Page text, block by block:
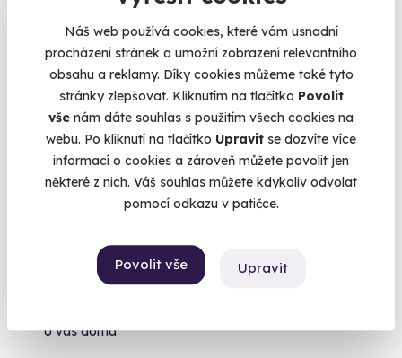
Náš web používá cookies, které vám usnadní
procházení stránek a umožní zobrazení relevantního
obsahu a reklamy. Díky cookies můžeme také tyto
stránky zlepšovat. Kliknutím na tlačítko Povolit
vše nám dáte souhlas s použitím všech cookies na
webu. Po kliknutí na tlačítko Upravit se dozvíte více
informací o cookies a zároveň můžete povolit jen
některé z nich. Váš souhlas můžete kdykoliv odvolat
pomocí odkazu v patičce.
Povolit vše Upravit
Exkluzivně u Zážitky.cz
Zážitek na doma
Dárkový balíček 10 druhů piva Zlatá Kráva
+ videodegustace se sládkem
U vás doma